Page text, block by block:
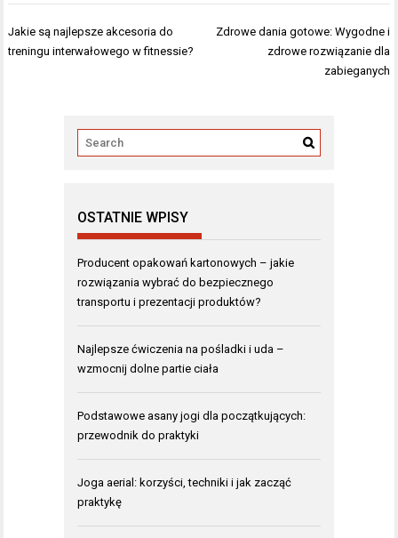
Nawigacja
wpisu
Jakie są najlepsze akcesoria do
treningu interwałowego w fitnessie?
Zdrowe dania gotowe: Wygodne i
zdrowe rozwiązanie dla
zabieganych
OSTATNIE WPISY
Producent opakowań kartonowych – jakie
rozwiązania wybrać do bezpiecznego
transportu i prezentacji produktów?
Najlepsze ćwiczenia na pośladki i uda –
wzmocnij dolne partie ciała
Podstawowe asany jogi dla początkujących:
przewodnik do praktyki
Joga aerial: korzyści, techniki i jak zacząć
praktykę